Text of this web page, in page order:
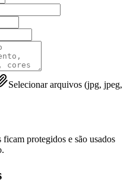
Selecionar arquivos (jpg, jpeg,
protegidos e são usados